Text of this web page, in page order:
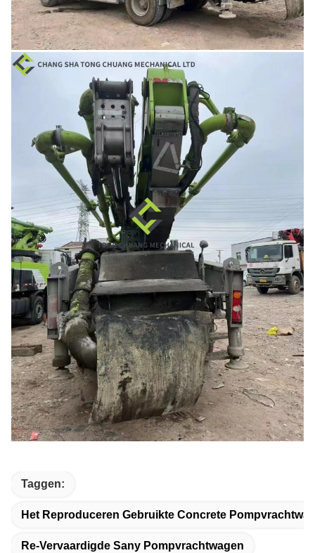
Taggen:
Het Reproduceren Gebruikte Concrete
Re-Vervaardigde Sany Pompvrachtwagen